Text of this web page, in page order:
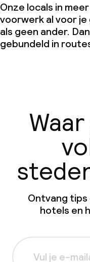
Onze locals in
voorwerk al voor
als geen ander.
gebundeld in
Ontvang
hotels en